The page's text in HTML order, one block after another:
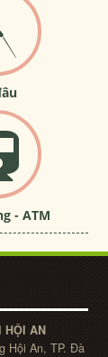
- ATM
HỘI AN
Hội An, TP. Đà